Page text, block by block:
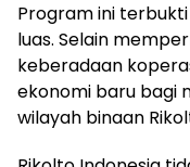
Program ini
luas. Selain
keberadaan
ekonomi baru bagi
wilayah binaan